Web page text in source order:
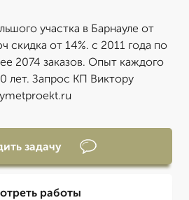
участка в Барнауле от
скидка от 14%. с 2011 года по
2074 заказов. Опыт каждого
лет. Запрос КП Виктору
задачу
работы